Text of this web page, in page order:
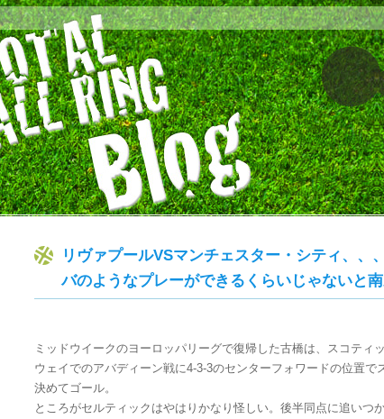
リヴァプールVSマンチェスター・シティ、、
バのようなプレーができるくらいじゃないと
ミッドウイークのヨーロッパリーグで復帰した古橋は、スコティ
ウェイでのアバディーン戦に4-3-3のセンターフォワードの位置
決めてゴール。
ところがセルティックはやはりかなり怪しい。後半同点に追いつ